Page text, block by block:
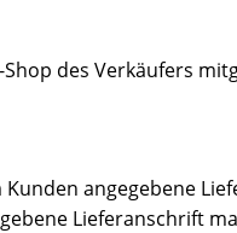
des Verkäufers
angegebene
Lieferanschrift